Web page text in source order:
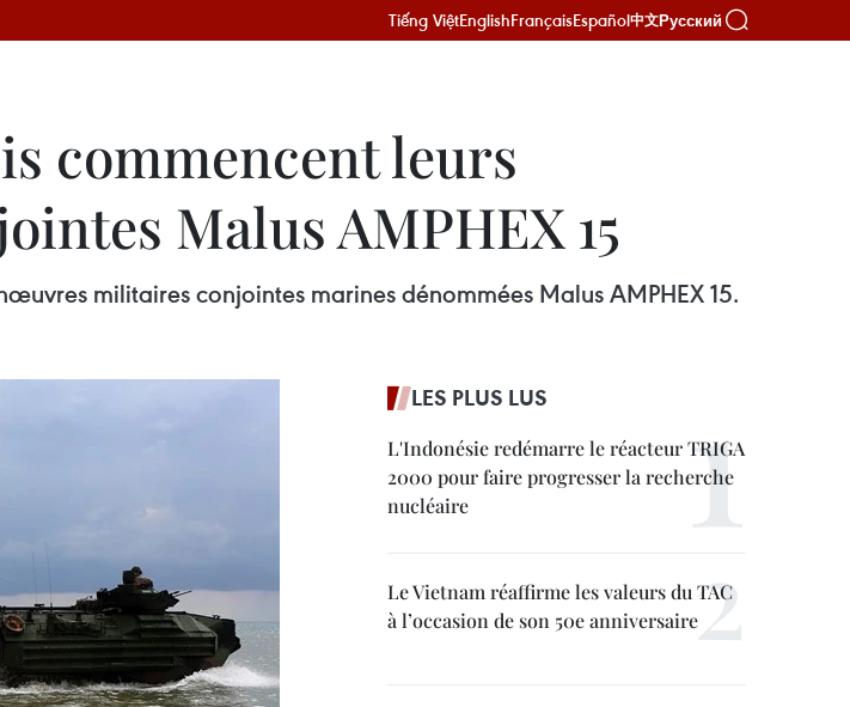
Tiếng ViệtEnglishFrançaisEspañol中文Русский
commencent leurs
Malus AMPHEX 15
militaires conjointes marines dénommées Malus AMPHEX 15.
LES PLUS LUS
L'Indonésie redémarre le réacteur TRIGA
2000 pour faire progresser la recherche
nucléaire
Le Vietnam réaffirme les valeurs du TAC
à l’occasion de son 50e anniversaire